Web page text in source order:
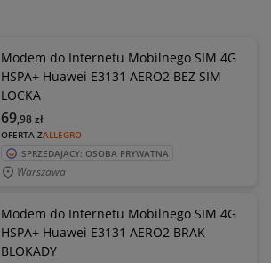
Modem do Internetu Mobilnego SIM 4G
HSPA+ Huawei E3131 AERO2 BEZ SIM
LOCKA
OFERTA ZALLEGRO
69,98zł
SPRZEDAJĄCY: OSOBA PRYWATNA
Warszawa
Modem do Internetu Mobilnego SIM 4G
HSPA+ Huawei E3131 AERO2 BRAK
BLOKADY